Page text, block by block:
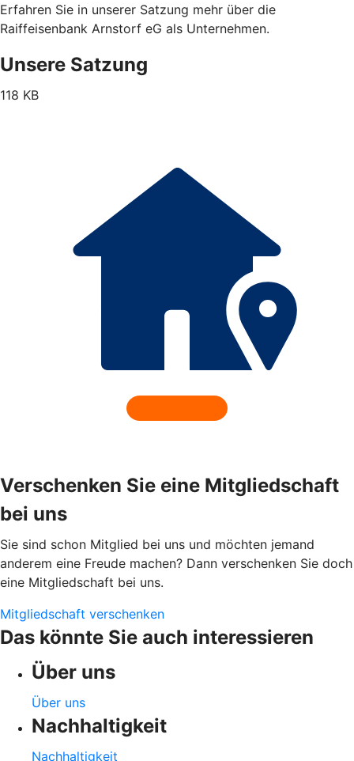
Erfahren Sie in unserer Satzung mehr über die
Raiffeisenbank Arnstorf eG als Unternehmen.
Unsere Satzung
118 KB
Verschenken Sie eine Mitgliedschaft
bei uns
Sie sind schon Mitglied bei uns und möchten jemand
anderem eine Freude machen? Dann verschenken Sie doch
eine Mitgliedschaft bei uns.
Mitgliedschaft verschenken
Das könnte Sie auch interessieren
Über uns
Über uns
Nachhaltigkeit
Nachhaltigkeit